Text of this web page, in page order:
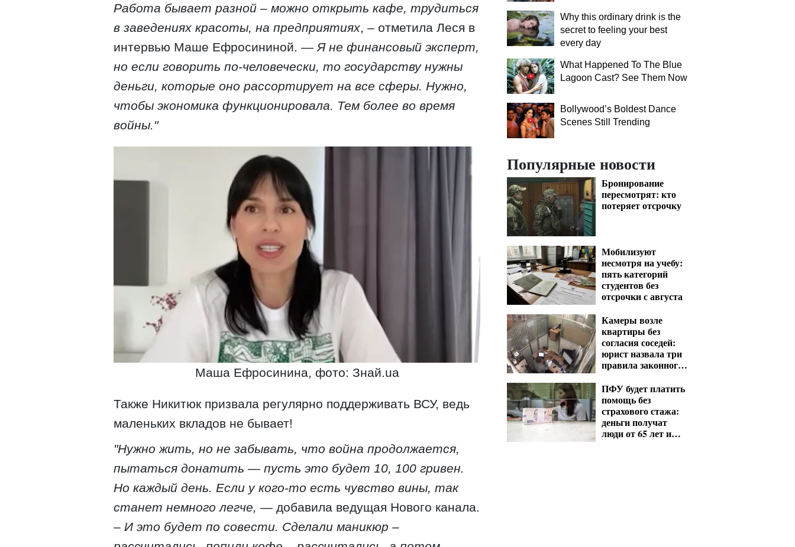
Работа бывает разной – можно открыть кафе, трудиться
в заведениях красоты, на предприятиях , – отметила Леся в
интервью Маше Ефросининой. — Я не финансовый эксперт,
но если говорить по-человечески, то государству нужны
деньги, которые оно рассортирует на все сферы. Нужно,
чтобы экономика функционировала. Тем более во время
войны."
Маша Ефросинина, фото: Знай.ua
Также Никитюк призвала регулярно поддерживать ВСУ, ведь
маленьких вкладов не бывает!
"Нужно жить, но не забывать, что война продолжается,
пытаться донатить — пусть это будет 10, 100 гривен.
Но каждый день. Если у кого-то есть чувство вины, так
станет немного легче, — добавила ведущая Нового канала.
– И это будет по совести. Сделали маникюр –
Why this ordinary drink is the
secret to feeling your best
every day
What Happened To The Blue
Lagoon Cast? See Them Now
Bollywood’s Boldest Dance
Scenes Still Trending
Популярные новости
Бронирование
пересмотрят: кто
потеряет отсрочку
Мобилизуют
несмотря на учебу:
пять категорий
студентов без
отсрочки с августа
Камеры возле
квартиры без
согласия соседей:
юрист назвала три
правила законного
ПФУ будет платить
помощь без
страхового стажа:
деньги получат
люди от 65 лет и